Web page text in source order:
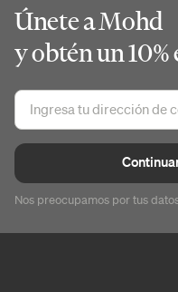
Únete a Mohd
y obtén un
Nos preocupamos por tus